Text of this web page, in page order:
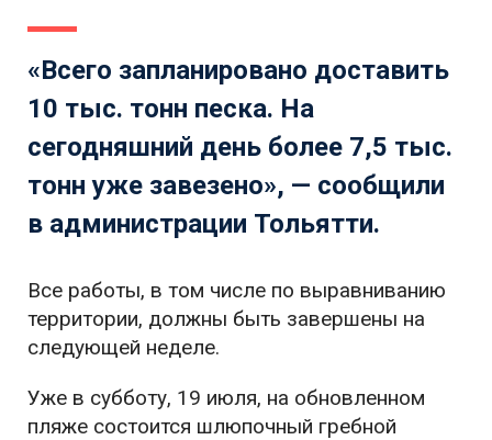
«Всего запланировано доставить
10 тыс. тонн песка. На
сегодняшний день более 7,5 тыс.
тонн уже завезено», — сообщили
в администрации Тольятти.
Все работы, в том числе по выравниванию
территории, должны быть завершены на
следующей неделе.
Уже в субботу, 19 июля, на обновленном
пляже состоится шлюпочный гребной